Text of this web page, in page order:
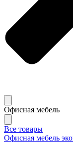
Офисная мебель
Все товары
Офисная мебель